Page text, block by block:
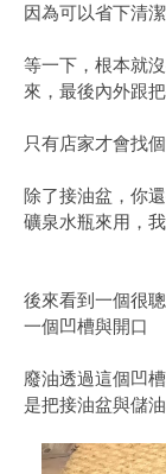
因為可以省下清
等一下，根本就
來，最後內外跟
只有店家才會找
除了接油盆，你
礦泉水瓶來用，
後來看到一個很
一個凹槽與開口
廢油透過這個凹
是把接油盆與儲